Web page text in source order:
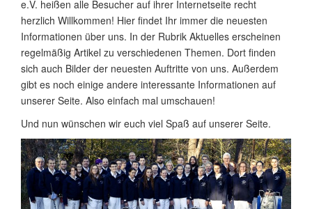
e.V. heißen alle Besucher auf ihrer Internetseite recht
herzlich Willkommen! Hier findet Ihr immer die neuesten
Informationen über uns. In der Rubrik Aktuelles erscheinen
regelmäßig Artikel zu verschiedenen Themen. Dort finden
sich auch Bilder der neuesten Auftritte von uns. Außerdem
gibt es noch einige andere interessante Informationen auf
unserer Seite. Also einfach mal umschauen!
Und nun wünschen wir euch viel Spaß auf unserer Seite.